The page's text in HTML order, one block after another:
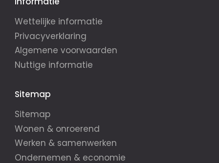
Wettelijke informatie
Privacyverklaring
Algemene voorwaarden
Nuttige informatie
Sitemap
Sitemap
Wonen & onroerend
Werken & samenwerken
Ondernemen & economie